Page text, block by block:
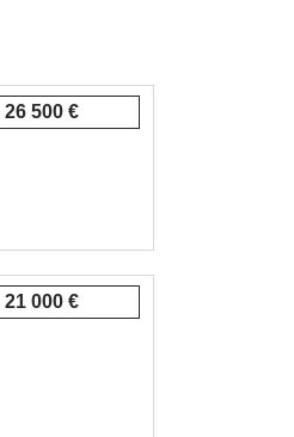
26 500 €
21 000 €